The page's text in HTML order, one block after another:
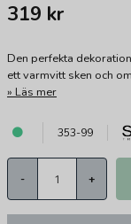
319 kr
Den perfekta
ett varmvitt sken och
Läs mer
353-99
- +